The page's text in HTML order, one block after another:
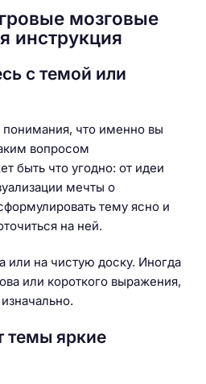
мозговые
инструкция
с темой или
понимания, что именно вы
вопросом
быть что угодно: от идеи
мечты о
тему ясно и
на ней.
или на чистую доску. Иногда
или короткого выражения,
темы яркие